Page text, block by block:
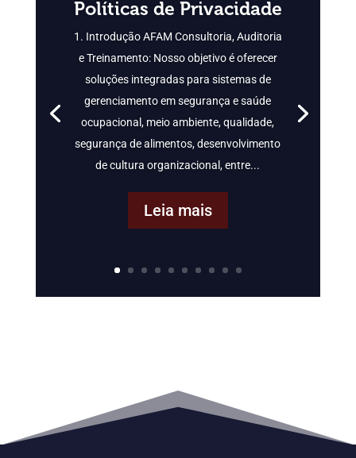
Políticas de Privacidade
1. Introdução AFAM Consultoria, Auditoria
e Treinamento: Nosso objetivo é oferecer
soluções integradas para sistemas de
gerenciamento em segurança e saúde
ocupacional, meio ambiente, qualidade,
segurança de alimentos, desenvolvimento
de cultura organizacional, entre...
Leia mais